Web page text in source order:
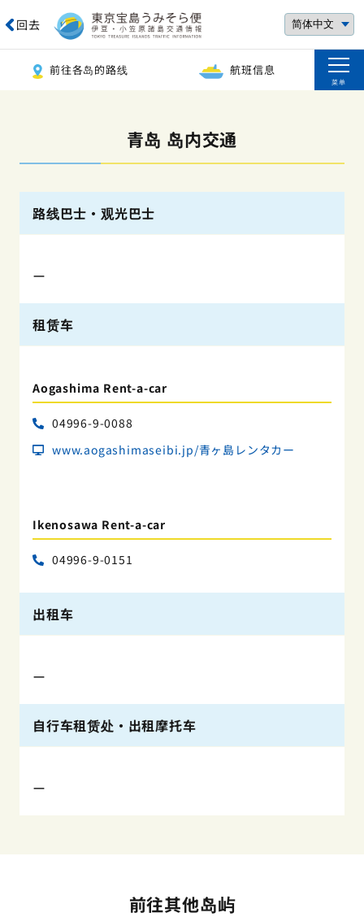
回去
前往各岛的路线 航班信息
菜单
青岛 岛内交通
路线巴士・观光巴士
ー
租赁车
Aogashima Rent-a-car
04996-9-0088
www.aogashimaseibi.jp/青ヶ島レンタカー
Ikenosawa Rent-a-car
04996-9-0151
出租车
ー
自行车租赁处・出租摩托车
ー
前往其他岛屿